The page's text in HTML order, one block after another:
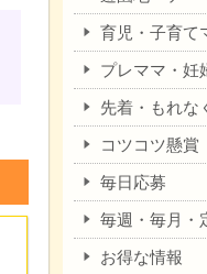
育児・子育て
プレママ・妊
先着・もれな
コツコツ懸賞
毎日応募
毎週・毎月・
お得な情報